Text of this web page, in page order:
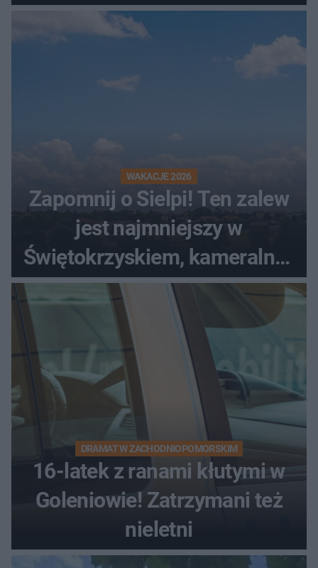
kombajnem
WAKACJE 2026
Zapomnij o Sielpi! Ten zalew
jest najmniejszy w
Świętokrzyskiem, kameralny i
bez tłumów
DRAMAT W ZACHODNIOPOMORSKIM
16-latek z ranami kłutymi w
Goleniowie! Zatrzymani też
nieletni